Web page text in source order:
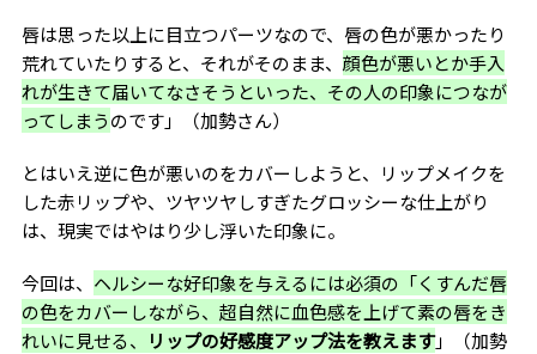
唇は思った以上に目立つパーツなので、唇の色が悪かったり
荒れていたりすると、それがそのまま、 顔色が悪いとか手入
れが生きて届いてなさそうといった、その人の印象につなが
ってしまうのです」（加勢さん）
とはいえ逆に色が悪いのをカバーしようと、リップメイクを
した赤リップや、ツヤツヤしすぎたグロッシーな仕上がり
は、現実ではやはり少し浮いた印象に。
今回は、 ヘルシーな好印象を与えるには必須の「くすんだ唇
の色をカバーしながら、超自然に血色感を上げて素の唇をき
れいに見せる、
リップの好感度アップ法を教えます」（加勢